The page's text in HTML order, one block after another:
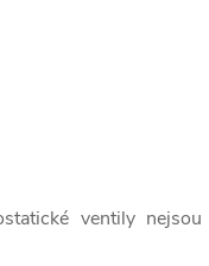
ventily nejsou